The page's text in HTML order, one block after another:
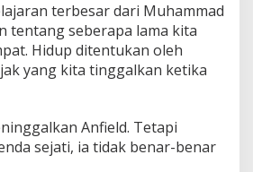
terbesar dari Muhammad
tentang seberapa lama kita
Hidup ditentukan oleh
yang kita tinggalkan ketika
Anfield. Tetapi
sejati, ia tidak benar-benar